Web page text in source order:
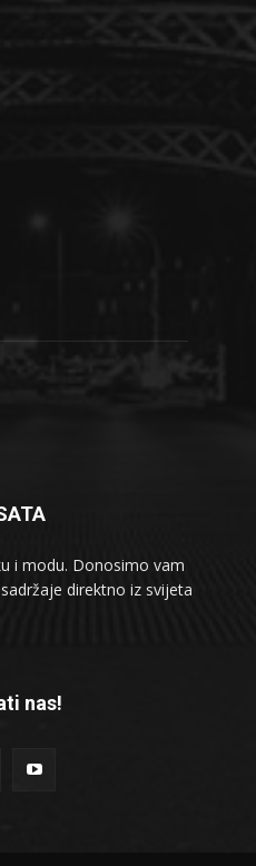
i modu. Donosimo vam
direktno iz svijeta
nas!